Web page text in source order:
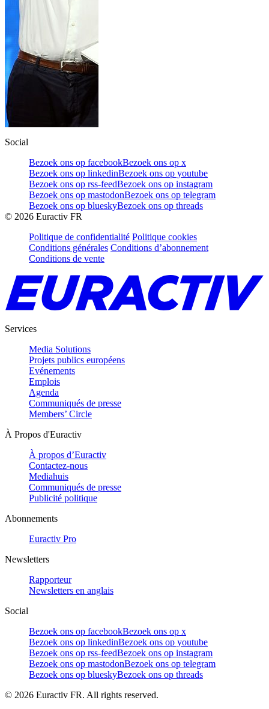
Social
Bezoek ons op facebookBezoek ons op x
Bezoek ons op linkedinBezoek ons op youtube
Bezoek ons op rss-feedBezoek ons op instagram
Bezoek ons op mastodonBezoek ons op telegram
Bezoek ons op blueskyBezoek ons op threads
© 2026 Euractiv FR
Politique de confidentialité Politique cookies
Conditions générales Conditions d’abonnement
Conditions de vente
Services
Media Solutions
Projets publics européens
Evénements
Emplois
Agenda
Communiqués de presse
Members’ Circle
À Propos d'Euractiv
À propos d’Euractiv
Contactez-nous
Mediahuis
Communiqués de presse
Publicité politique
Abonnements
Euractiv Pro
Newsletters
Rapporteur
Newsletters en anglais
Social
Bezoek ons op facebookBezoek ons op x
Bezoek ons op linkedinBezoek ons op youtube
Bezoek ons op rss-feedBezoek ons op instagram
Bezoek ons op mastodonBezoek ons op telegram
Bezoek ons op blueskyBezoek ons op threads
© 2026 Euractiv FR. All rights reserved.